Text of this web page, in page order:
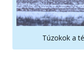
Túzokok a